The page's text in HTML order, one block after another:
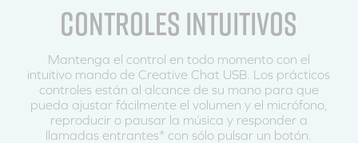
CONTROLES INTUITIVOS
Mantenga el control en todo momento con el
intuitivo mando de Creative Chat USB. Los prácticos
controles están al alcance de su mano para que
pueda ajustar fácilmente el volumen y el micrófono,
reproducir o pausar la música y responder a
llamadas entrantes* con sólo pulsar un botón.